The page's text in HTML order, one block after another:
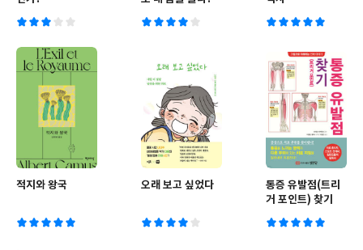
적지와 왕국 오래 보고 싶었다
통증 유발점(트리
거 포인트) 찾기